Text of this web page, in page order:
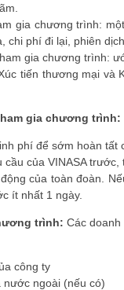
gia chương trình: một
chi phí đi lại, phiên
gia chương trình:
tiến thương mại
gia chương trình:
phí để sớm hoàn tất
của VINASA
của toàn đoàn.
ít nhất 1 ngày.
trình: Các
công ty
ngoài (nếu có)